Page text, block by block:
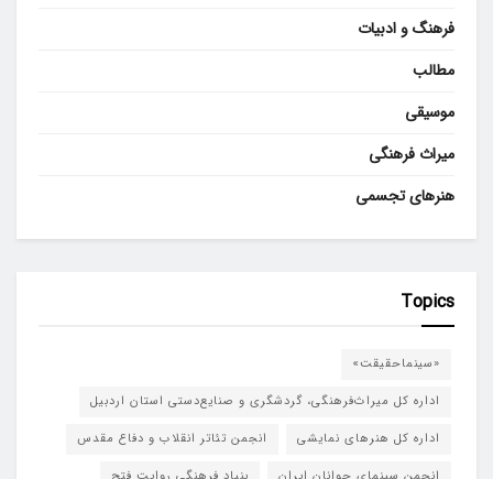
فرهنگ و ادبیات
مطالب
موسیقی
میراث فرهنگی
هنرهای تجسمی
Topics
«سینماحقیقت»
اداره کل میراث‌فرهنگی، گردشگری و صنایع‌دستی استان اردبیل
اداره کل هنرهای نمایشی
انجمن تئاتر انقلاب و دفاع مقدس